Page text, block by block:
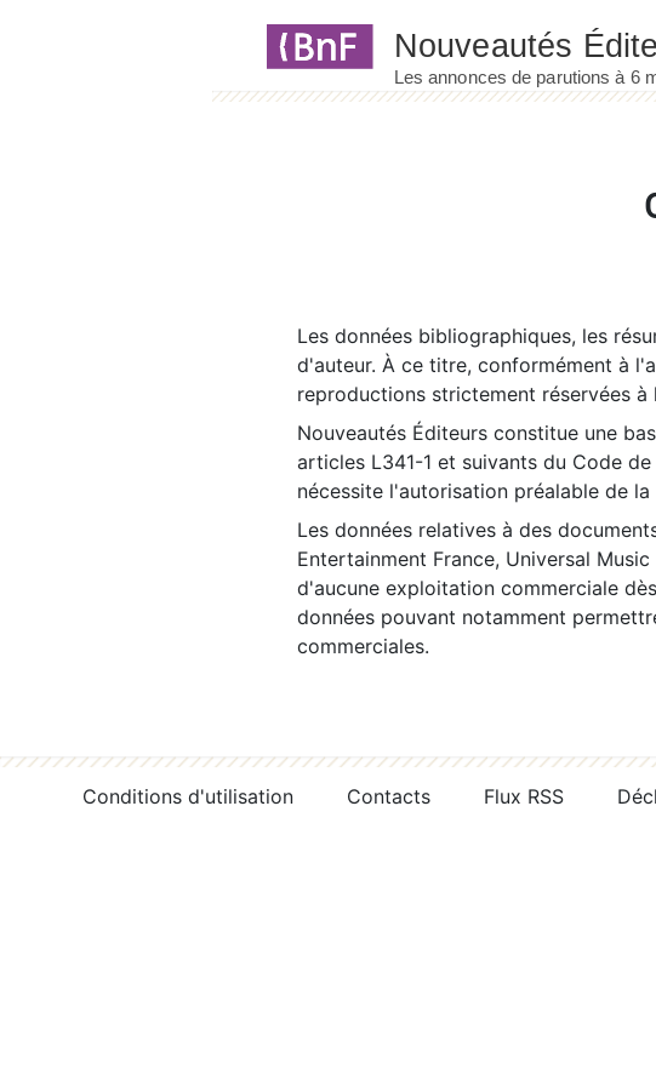
Les données bibliographiques, les
d'auteur. À ce titre, conformément à
reproductions strictement réservées
Nouveautés Éditeurs constitue une
articles L341-1 et suivants du Code
nécessite l'autorisation préalable de la
Les données relatives à des
Entertainment France, Universal
d'aucune exploitation commerciale
données pouvant notamment
commerciales.
Conditions d'utilisation Contacts Flux RSS